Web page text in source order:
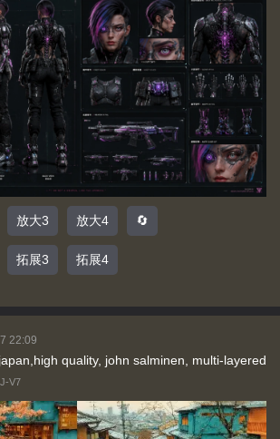
放大3 放大4 🔄
拓展3 拓展4
22:09
quality, john salminen, multi-layered
V7